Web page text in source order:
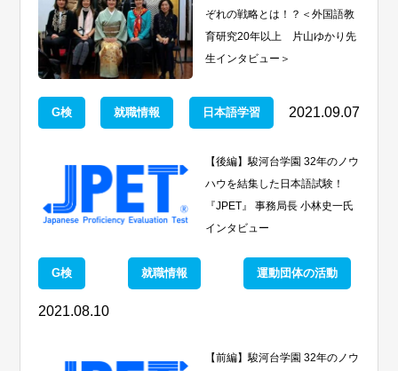
ぞれの戦略とは！？＜外国語教
育研究20年以上 片山ゆかり先
生インタビュー＞
G検 就職情報 日本語学習 2021.09.07
【後編】駿河台学園 32年のノウ
ハウを結集した日本語試験！
『JPET』 事務局長 小林史一氏
インタビュー
G検 就職情報 運動団体の活動
2021.08.10
【前編】駿河台学園 32年のノウ